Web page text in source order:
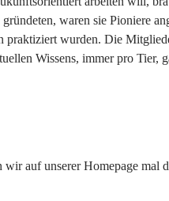
waren sie Pioniere
praktiziert wurden. Die
Wissens, immer pro
auf unserer Homepage mal